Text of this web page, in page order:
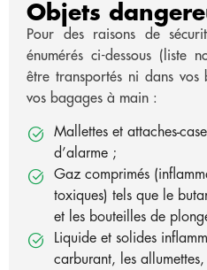
Objets
Pour des raisons de
énumérés ci-dessous (liste
être transportés ni dans vos
vos bagages à main :
Mallettes et attaches-
d’alarme ;
Gaz comprimés
toxiques) tels que le
et les bouteilles de
Liquide et solides
carburant, les